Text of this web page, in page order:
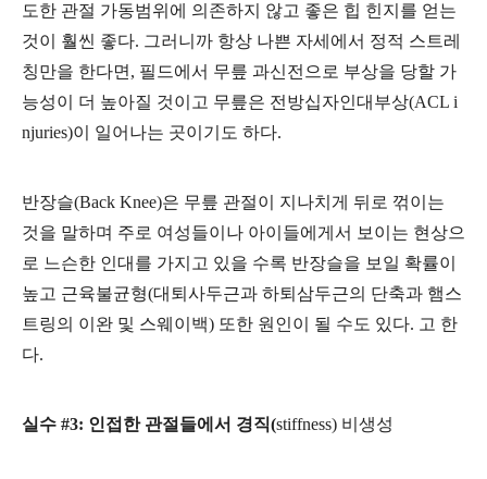
도한 관절 가동범위에 의존하지 않고 좋은 힙 힌지를 얻는
것이 훨씬 좋다. 그러니까 항상 나쁜 자세에서 정적 스트레
칭만을 한다면, 필드에서 무릎 과신전으로 부상을 당할 가
능성이 더 높아질 것이고 무릎은 전방십자인대부상(ACL i
njuries)이 일어나는 곳이기도 하다.
반장슬(Back Knee)은 무릎 관절이 지나치게 뒤로 꺾이는
것을 말하며 주로 여성들이나 아이들에게서 보이는 현상으
로 느슨한 인대를 가지고 있을 수록 반장슬을 보일 확률이
높고 근육불균형(대퇴사두근과 하퇴삼두근의 단축과 햄스
트링의 이완 및 스웨이백) 또한 원인이 될 수도 있다. 고 한
다.
실수 #3: 인접한 관절들에서 경직(stiffness) 비생성